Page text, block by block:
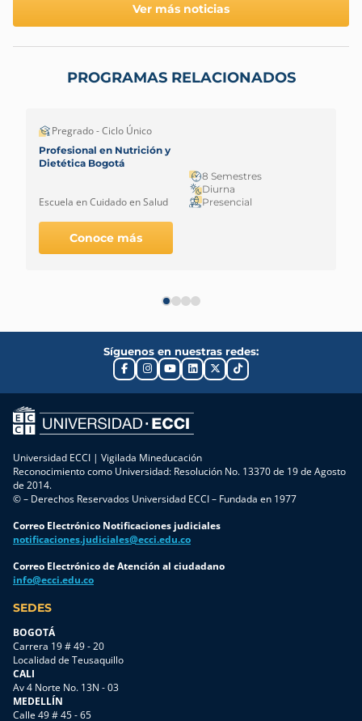
Ver más noticias
PROGRAMAS RELACIONADOS
Pregrado - Ciclo Único
Profesional en Nutrición y
Dietética Bogotá
Escuela en Cuidado en Salud
8 Semestres
Diurna
Presencial
Conoce más
Síguenos en nuestras redes:
Universidad ECCI | Vigilada Mineducación
Reconocimiento como Universidad: Resolución No. 13370 de 19 de Agosto
de 2014.
© – Derechos Reservados Universidad ECCI – Fundada en 1977
Correo Electrónico Notificaciones judiciales
notificaciones.judiciales@ecci.edu.co
Correo Electrónico de Atención al ciudadano
info@ecci.edu.co
SEDES
BOGOTÁ
Carrera 19 # 49 - 20
Localidad de Teusaquillo
CALI
Av 4 Norte No. 13N - 03
MEDELLÍN
Calle 49 # 45 - 65